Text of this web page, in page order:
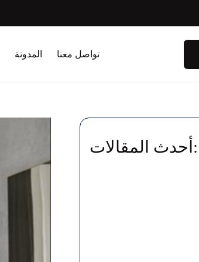
المدونة تواصل معنا
أحدث المقالات: